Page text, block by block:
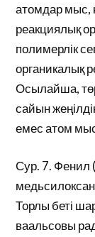
атомдар мыс,
реакциялық
полимерлік
органикалық
Осылайша,
сайын
емес атом мыс
Сур. 7. Фенил
Торлы беті
ваальсовы